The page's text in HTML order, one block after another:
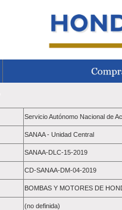
Servicio Autónomo Nacional de
SANAA - Unidad Central
SANAA-DLC-15-2019
CD-SANAA-DM-04-2019
BOMBAS Y MOTORES DE
(no definida)